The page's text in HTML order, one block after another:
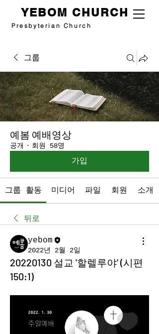
Presbyterian Church
YEBOM CHURCH
그룹
예봄 예배영상
공개 · 회원 58명
가입
그룹 활동 미디어 파일 회원 소개
뒤로
yebom
2022년 2월 2일
20220130 설교 '할렐루야' (시편
150:1)